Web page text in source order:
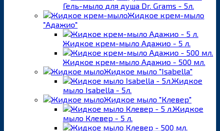
Гель-мыло для душа Dr. Grams - 5л.
Жидкое крем-мыло
"Адажио"
Жидкое крем-мыло Адажио - 5 л.
Жидкое крем-мыло Адажио - 500 мл.
Жидкое мыло "Isabella"
Жидкое
мыло Isabella - 5л.
Жидкое мыло "Клевер"
Жидкое
мыло Клевер - 5 л.